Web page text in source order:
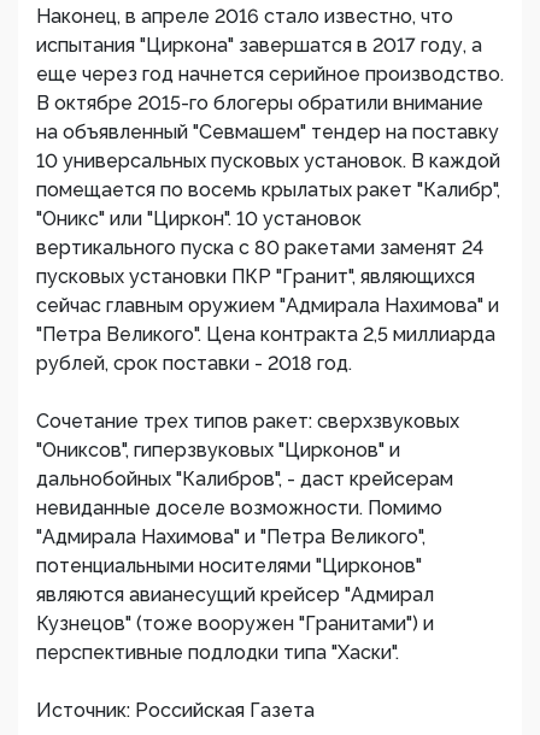
Наконец, в апреле 2016 стало известно, что
испытания "Циркона" завершатся в 2017 году, а
еще через год начнется серийное производство.
В октябре 2015-го блогеры обратили внимание
на объявленный "Севмашем" тендер на поставку
10 универсальных пусковых установок. В каждой
помещается по восемь крылатых ракет "Калибр",
"Оникс" или "Циркон". 10 установок
вертикального пуска с 80 ракетами заменят 24
пусковых установки ПКР "Гранит", являющихся
сейчас главным оружием "Адмирала Нахимова" и
"Петра Великого". Цена контракта 2,5 миллиарда
рублей, срок поставки - 2018 год.
Сочетание трех типов ракет: сверхзвуковых
"Ониксов", гиперзвуковых "Цирконов" и
дальнобойных "Калибров", - даст крейсерам
невиданные доселе возможности. Помимо
"Адмирала Нахимова" и "Петра Великого",
потенциальными носителями "Цирконов"
являются авианесущий крейсер "Адмирал
Кузнецов" (тоже вооружен "Гранитами") и
перспективные подлодки типа "Хаски".
Источник: Российская Газета